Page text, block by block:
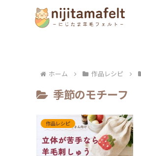
ホーム 作品レシピ
季節のモチーフ
作品レシピ